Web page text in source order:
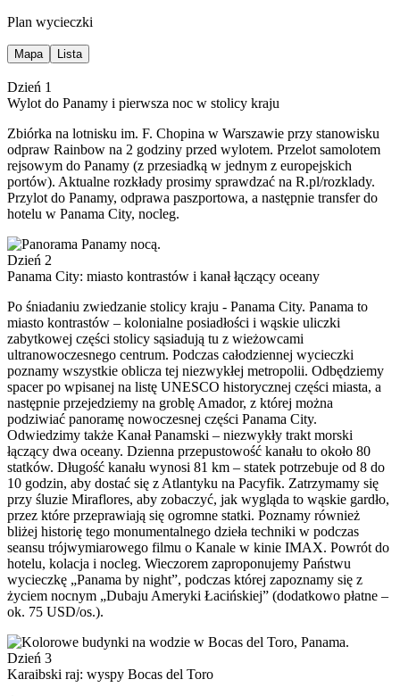
Plan wycieczki
Mapa Lista
Dzień 1
Wylot do Panamy i pierwsza noc w stolicy kraju
Zbiórka na lotnisku im. F. Chopina w Warszawie przy stanowisku
odpraw Rainbow na 2 godziny przed wylotem. Przelot samolotem
rejsowym do Panamy (z przesiadką w jednym z europejskich
portów). Aktualne rozkłady prosimy sprawdzać na R.pl/rozklady.
Przylot do Panamy, odprawa paszportowa, a następnie transfer do
hotelu w Panama City, nocleg.
Dzień 2
Panama City: miasto kontrastów i kanał łączący oceany
Po śniadaniu zwiedzanie stolicy kraju - Panama City. Panama to
miasto kontrastów – kolonialne posiadłości i wąskie uliczki
zabytkowej części stolicy sąsiadują tu z wieżowcami
ultranowoczesnego centrum. Podczas całodziennej wycieczki
poznamy wszystkie oblicza tej niezwykłej metropolii. Odbędziemy
spacer po wpisanej na listę UNESCO historycznej części miasta, a
następnie przejedziemy na groblę Amador, z której można
podziwiać panoramę nowoczesnej części Panama City.
Odwiedzimy także Kanał Panamski – niezwykły trakt morski
łączący dwa oceany. Dzienna przepustowość kanału to około 80
statków. Długość kanału wynosi 81 km – statek potrzebuje od 8 do
10 godzin, aby dostać się z Atlantyku na Pacyfik. Zatrzymamy się
przy śluzie Miraflores, aby zobaczyć, jak wygląda to wąskie gardło,
przez które przeprawiają się ogromne statki. Poznamy również
bliżej historię tego monumentalnego dzieła techniki w podczas
seansu trójwymiarowego filmu o Kanale w kinie IMAX. Powrót do
hotelu, kolacja i nocleg. Wieczorem zaproponujemy Państwu
wycieczkę „Panama by night”, podczas której zapoznamy się z
życiem nocnym „Dubaju Ameryki Łacińskiej” (dodatkowo płatne –
ok. 75 USD/os.).
Dzień 3
Karaibski raj: wyspy Bocas del Toro